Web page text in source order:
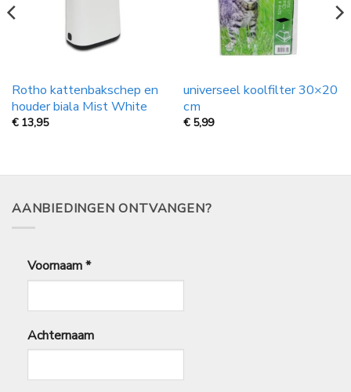
Rotho kattenbakschep en
houder biala Mist White
€ 13,95
universeel koolfilter 30×20
cm
€ 5,99
AANBIEDINGEN ONTVANGEN?
Voornaam*
Achternaam